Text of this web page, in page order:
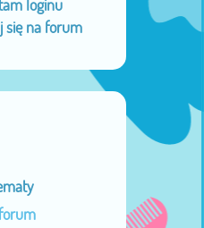
loginu
się na forum